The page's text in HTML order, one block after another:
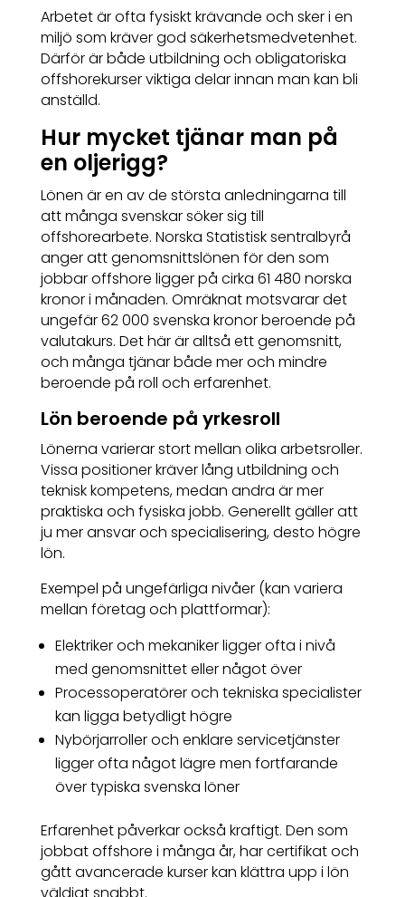
Arbetet är ofta fysiskt krävande och sker i en
miljö som kräver god säkerhetsmedvetenhet.
Därför är både utbildning och obligatoriska
offshorekurser viktiga delar innan man kan bli
anställd.
Hur mycket tjänar man på
en oljerigg?
Lönen är en av de största anledningarna till
att många svenskar söker sig till
offshorearbete. Norska Statistisk sentralbyrå
anger att genomsnittslönen för den som
jobbar offshore ligger på cirka 61 480 norska
kronor i månaden. Omräknat motsvarar det
ungefär 62 000 svenska kronor beroende på
valutakurs. Det här är alltså ett genomsnitt,
och många tjänar både mer och mindre
beroende på roll och erfarenhet.
Lön beroende på yrkesroll
Lönerna varierar stort mellan olika arbetsroller.
Vissa positioner kräver lång utbildning och
teknisk kompetens, medan andra är mer
praktiska och fysiska jobb. Generellt gäller att
ju mer ansvar och specialisering, desto högre
lön.
Exempel på ungefärliga nivåer (kan variera
mellan företag och plattformar):
Elektriker och mekaniker ligger ofta i nivå
med genomsnittet eller något över
Processoperatörer och tekniska specialister
kan ligga betydligt högre
Nybörjarroller och enklare servicetjänster
ligger ofta något lägre men fortfarande
över typiska svenska löner
Erfarenhet påverkar också kraftigt. Den som
jobbat offshore i många år, har certifikat och
gått avancerade kurser kan klättra upp i lön
väldigt snabbt.